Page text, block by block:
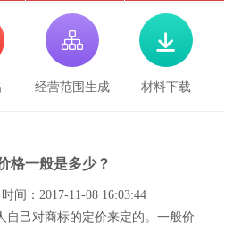

经营范围生成

材料下载
格一般是多少？
间：2017-11-08 16:03:44
己对商标的定价来定的。一般价